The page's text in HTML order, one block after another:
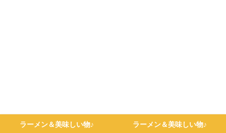
ラーメン＆美味しい物♪ ラーメン＆美味しい物♪